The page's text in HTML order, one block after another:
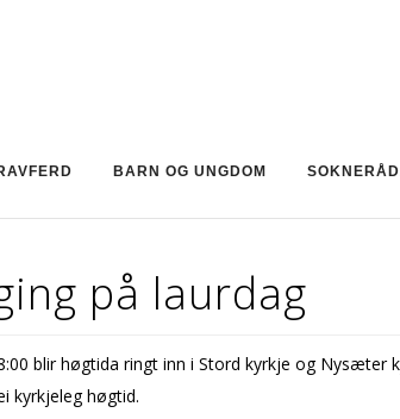
BARN OG UNGDOM
på laurdag
blir høgtida ringt inn i Stord kyrkje og Nysæter
kyrkjeleg høgtid.